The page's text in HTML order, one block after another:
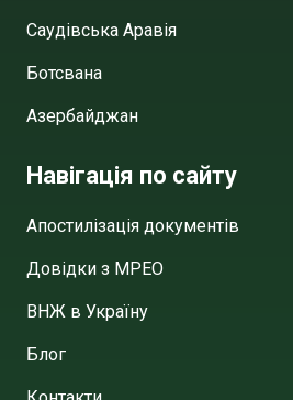
Саудівська Аравія
Ботсвана
Азербайджан
Навігація по сайту
Апостилізація документів
Довідки з МРЕО
ВНЖ в Україну
Блог